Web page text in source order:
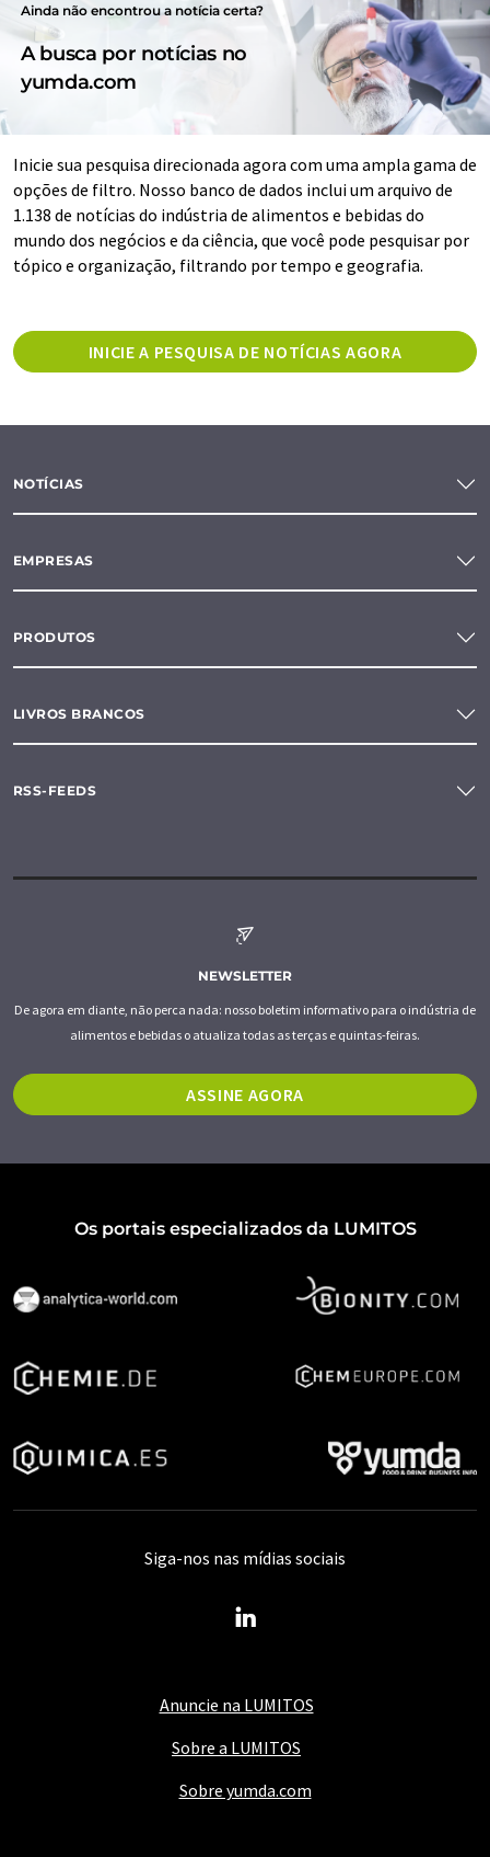
Ainda não encontrou a notícia certa?
A busca por notícias no
yumda.com
Inicie sua pesquisa direcionada agora com uma ampla gama de
opções de filtro. Nosso banco de dados inclui um arquivo de
1.138 de notícias do indústria de alimentos e bebidas do
mundo dos negócios e da ciência, que você pode pesquisar por
tópico e organização, filtrando por tempo e geografia.
INICIE A PESQUISA DE NOTÍCIAS AGORA
NOTÍCIAS
EMPRESAS
PRODUTOS
LIVROS BRANCOS
RSS-FEEDS
NEWSLETTER
De agora em diante, não perca nada: nosso boletim informativo para o indústria de
alimentos e bebidas o atualiza todas as terças e quintas-feiras.
ASSINE AGORA
Os portais especializados da LUMITOS
Anuncie na LUMITOS
Sobre a LUMITOS
Sobre yumda.com
Siga-nos nas mídias sociais